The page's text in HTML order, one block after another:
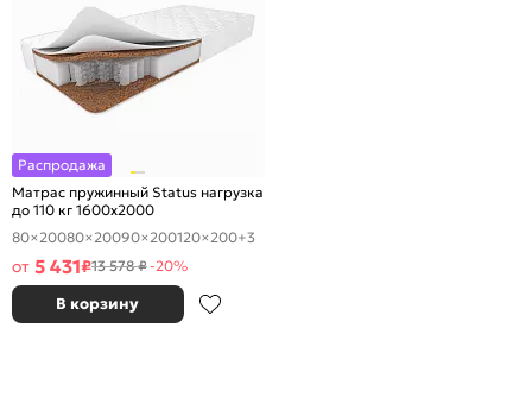
Распродажа
Матрас пружинный Status нагрузка
до 110 кг 1600x2000
80×20080×20090×200120×200+3
от 5 431₽13 578 ₽-20%
В корзину